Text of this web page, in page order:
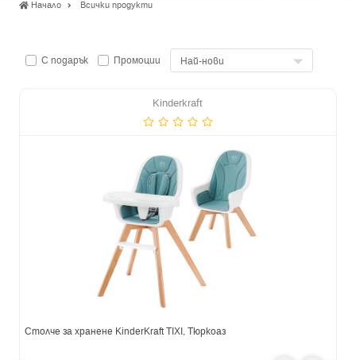
Начало Всички продукти
С подарък Промоции
Kinderkraft
Столче за хранене KinderKraft TIXI, Тюркоаз